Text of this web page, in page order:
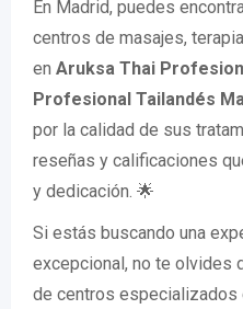
En Madrid, puedes
centros de masajes,
en Aruksa Thai
Profesional Tailandés
por la calidad de sus
reseñas y calificaciones
y dedicación. 🌟
Si estás buscando una
excepcional, no te olvides
de centros especializados